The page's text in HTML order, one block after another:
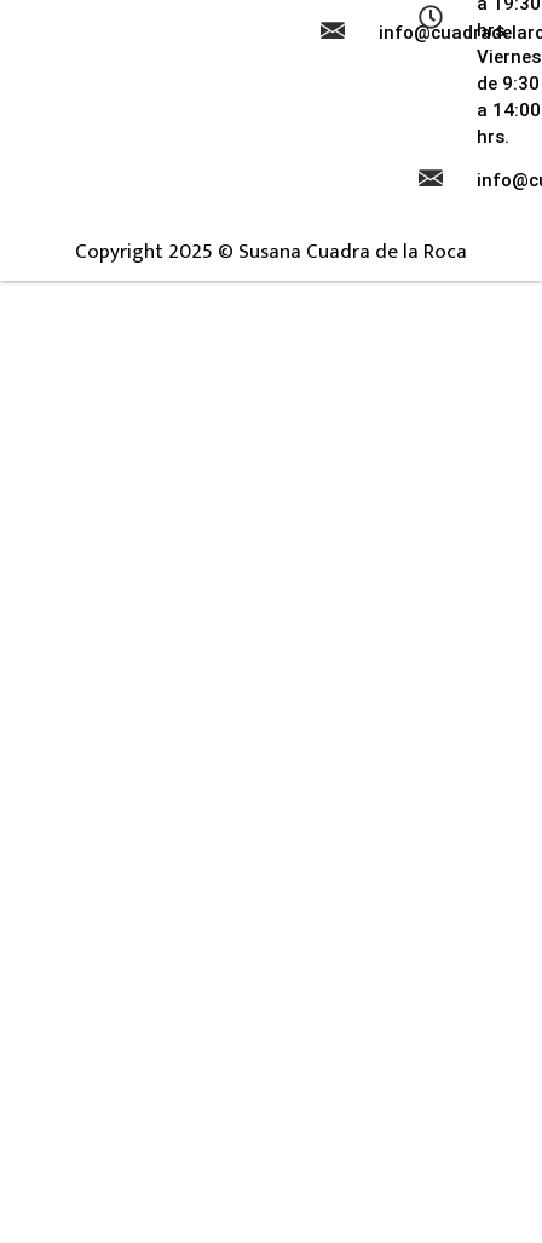
hrs.
Viernes
de 9:30
a 14:00
hrs.
Copyright 2025 © Susana Cuadra de la Roca